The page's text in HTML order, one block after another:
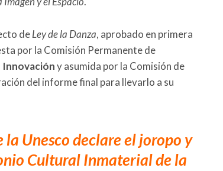
deLey de la Danza, aprobado en primera
por la Comisión Permanente de
Innovacióny asumida por la Comisión de
del informe final para llevarlo a su
la Unesco declare el joropo y
Cultural Inmaterial de la